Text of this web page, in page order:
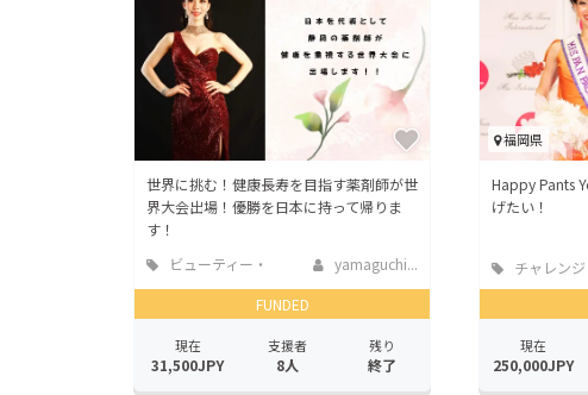
世界に挑む！健康長寿を目指す薬剤師が世
界大会出場！優勝を日本に持って帰りま
す！
ビューティー・
yamaguchi...
FUNDED
現在
31,500JPY
支援者
8人
残り
終了
福岡県
Happy Pants
げたい！
チャレンジ
現在
250,000JPY